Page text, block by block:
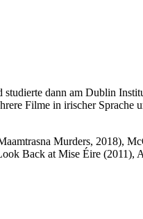
dann am Dublin
Filme in irischer
Murders, 2018),
Back at Mise Éire (2011),